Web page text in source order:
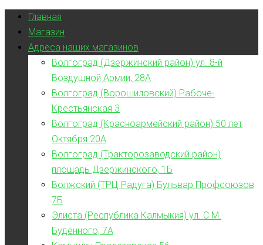
Главная
Магазин
Адреса наших магазинов
Волгоград (Дзержинский район) ул. 8-й
Воздушной Армии, 28А
Волгоград (Ворошиловский) Рабоче-
Крестьянская 3
Волгоград (Красноармейский район) 50 лет
Октября 20А
Волгоград (Тракторозаводский район)
площадь Дзержинского, 1Б
Волжский (ТРЦ Радуга) Бульвар Профсоюзов
7Б
Элиста (Республика Калмыкия) ул. С.М.
Будённого, 7А